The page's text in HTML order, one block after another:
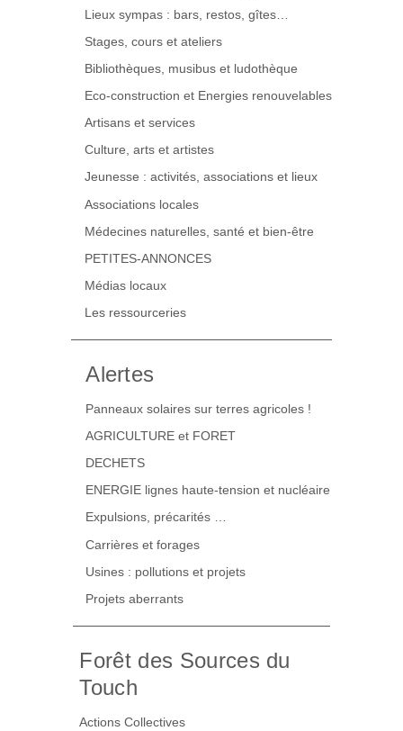
Lieux sympas : bars, restos, gîtes…
Stages, cours et ateliers
Bibliothèques, musibus et ludothèque
Eco-construction et Energies renouvelables
Artisans et services
Culture, arts et artistes
Jeunesse : activités, associations et lieux
Associations locales
Médecines naturelles, santé et bien-être
PETITES-ANNONCES
Médias locaux
Les ressourceries
Alertes
Panneaux solaires sur terres agricoles !
AGRICULTURE et FORET
DECHETS
ENERGIE lignes haute-tension et nucléaire
Expulsions, précarités …
Carrières et forages
Usines : pollutions et projets
Projets aberrants
Forêt des Sources du
Touch
Actions Collectives